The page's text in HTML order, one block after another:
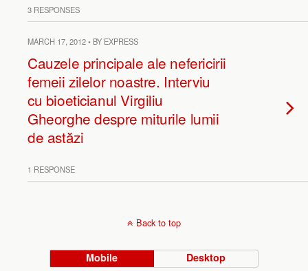
3 RESPONSES
MARCH 17, 2012 • BY EXPRESS
Cauzele principale ale nefericirii
femeii zilelor noastre. Interviu
cu bioeticianul Virgiliu
Gheorghe despre miturile lumii
de astăzi
1 RESPONSE
Back to top
Mobile Desktop